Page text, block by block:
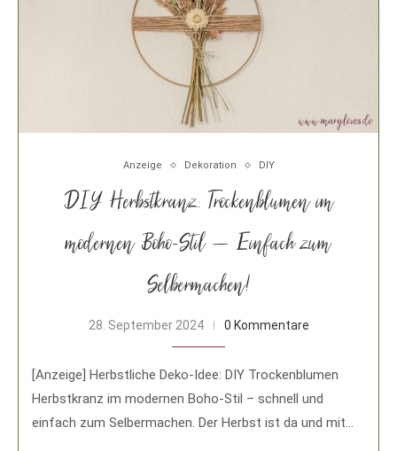
Anzeige Dekoration DIY
DIY Herbstkranz: Trockenblumen im
modernen Boho-Stil – Einfach zum
Selbermachen!
28. September 2024 0 Kommentare
[Anzeige] Herbstliche Deko-Idee: DIY Trockenblumen
Herbstkranz im modernen Boho-Stil – schnell und
einfach zum Selbermachen. Der Herbst ist da und mit